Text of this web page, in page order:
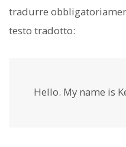
tradurre
testo tradotto:
Hello. My name is